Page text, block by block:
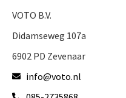
VOTO B.V.
Didamseweg 107a
6902 PD Zevenaar
info@voto.nl